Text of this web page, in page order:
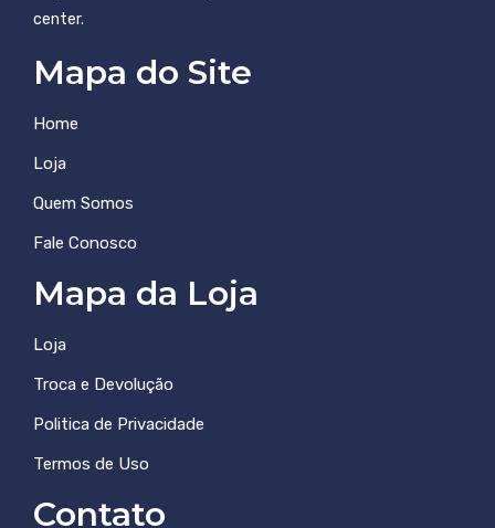
center.
Mapa do Site
Home
Loja
Quem Somos
Fale Conosco
Mapa da Loja
Loja
Troca e Devolução
Politica de Privacidade
Termos de Uso
Contato